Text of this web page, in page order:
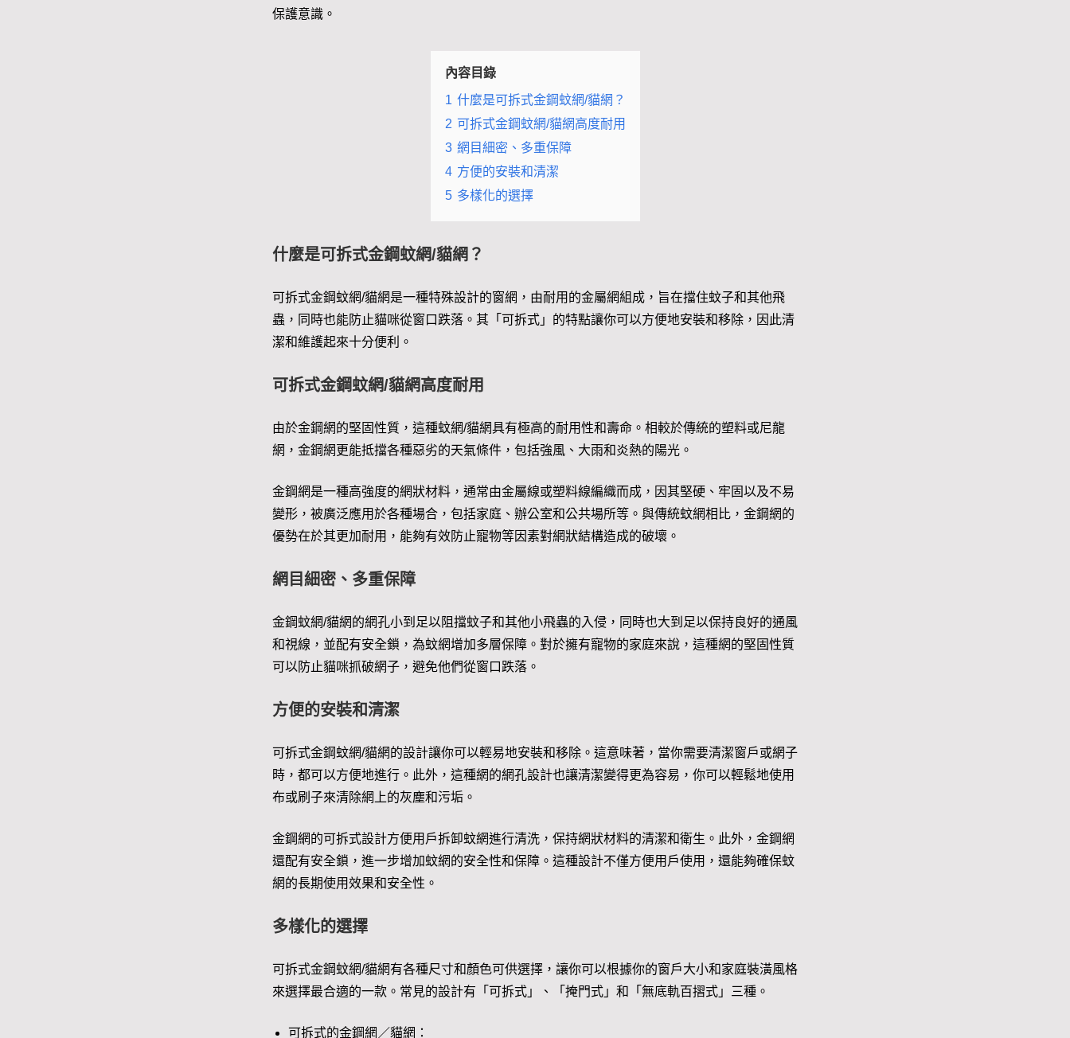
保護意識。
內容目錄
1 什麼是可拆式金鋼蚊網/貓網？
2 可拆式金鋼蚊網/貓網高度耐用
3 網目細密、多重保障
4 方便的安裝和清潔
5 多樣化的選擇
什麼是可拆式金鋼蚊網/貓網？
可拆式金鋼蚊網/貓網是一種特殊設計的窗網，由耐用的金屬網組成，旨在擋住蚊子和其他飛
蟲，同時也能防止貓咪從窗口跌落。其「可拆式」的特點讓你可以方便地安裝和移除，因此清
潔和維護起來十分便利。
可拆式金鋼蚊網/貓網高度耐用
由於金鋼網的堅固性質，這種蚊網/貓網具有極高的耐用性和壽命。相較於傳統的塑料或尼龍
網，金鋼網更能抵擋各種惡劣的天氣條件，包括強風、大雨和炎熱的陽光。
金鋼網是一種高強度的網狀材料，通常由金屬線或塑料線編織而成，因其堅硬、牢固以及不易
變形，被廣泛應用於各種場合，包括家庭、辦公室和公共場所等。與傳統蚊網相比，金鋼網的
優勢在於其更加耐用，能夠有效防止寵物等因素對網狀結構造成的破壞。
網目細密、多重保障
金鋼蚊網/貓網的網孔小到足以阻擋蚊子和其他小飛蟲的入侵，同時也大到足以保持良好的通風
和視線，並配有安全鎖，為蚊網增加多層保障。對於擁有寵物的家庭來說，這種網的堅固性質
可以防止貓咪抓破網子，避免他們從窗口跌落。
方便的安裝和清潔
可拆式金鋼蚊網/貓網的設計讓你可以輕易地安裝和移除。這意味著，當你需要清潔窗戶或網子
時，都可以方便地進行。此外，這種網的網孔設計也讓清潔變得更為容易，你可以輕鬆地使用
布或刷子來清除網上的灰塵和污垢。
金鋼網的可拆式設計方便用戶拆卸蚊網進行清洗，保持網狀材料的清潔和衛生。此外，金鋼網
還配有安全鎖，進一步增加蚊網的安全性和保障。這種設計不僅方便用戶使用，還能夠確保蚊
網的長期使用效果和安全性。
多樣化的選擇
可拆式金鋼蚊網/貓網有各種尺寸和顏色可供選擇，讓你可以根據你的窗戶大小和家庭裝潢風格
來選擇最合適的一款。常見的設計有「可拆式」、「掩門式」和「無底軌百摺式」三種。
可拆式的金鋼網／貓網：